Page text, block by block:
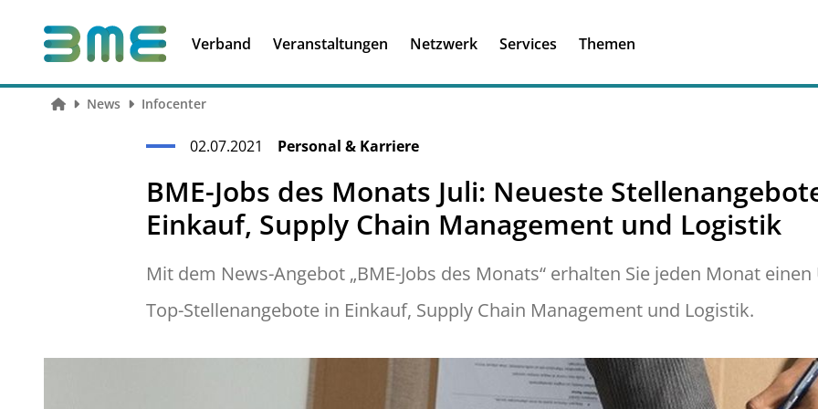
Verband Veranstaltungen
Führungskompetenzen
Netzwerk
Services Themen
Ich habe einen
News Infocenter
02.07.2021 Personal & Karriere
BME-Jobs des Monats Juli: Neueste
Einkauf, Supply Chain Management und Logistik
Mit dem News-Angebot „BME-Jobs des Monats“ erhalten Sie jeden Monat
Top-Stellenangebote in Einkauf, Supply Chain Management und Logistik.